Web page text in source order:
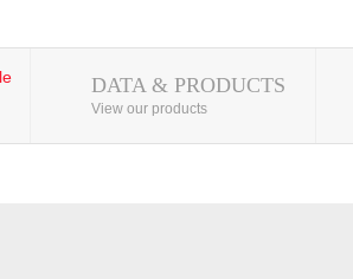
DATA & PRODUCTS
View our products